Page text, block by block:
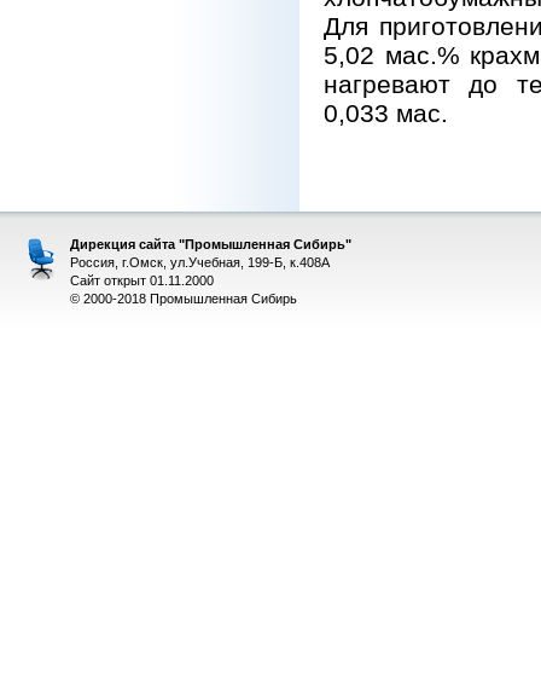
Для
5,02 мас.%
нагревают до
0,033 мас.
Дирекция сайта "Промышленная Сибирь"
Россия, г.Омск, ул.Учебная, 199-Б, к.408А
Сайт открыт 01.11.2000
© 2000-2018 Промышленная Сибирь